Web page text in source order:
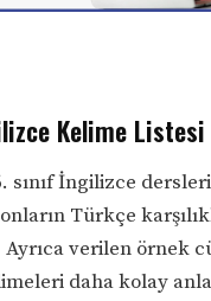
Kelime Listesi
sınıf İngilizce
Türkçe
verilen örnek
daha kolay